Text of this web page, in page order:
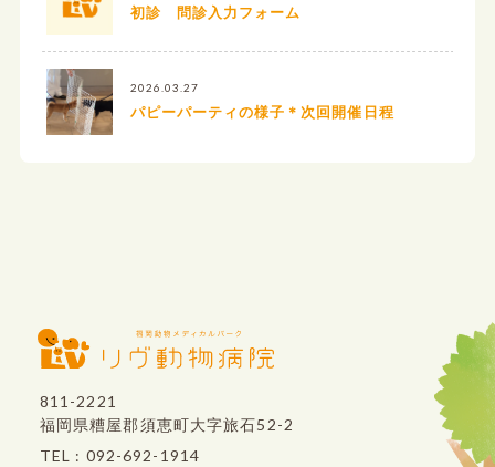
初診 問診入力フォーム
2026.03.27
パピーパーティの様子＊次回開催日程
811-2221
福岡県糟屋郡須恵町大字旅石52-2
TEL : 092-692-1914